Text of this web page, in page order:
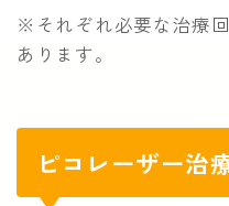
※それぞれ必要な治療
あります。
ピコレーザー治